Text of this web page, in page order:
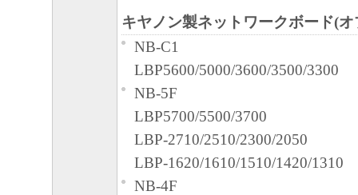
契約期間
本契約書は、お客様が、『同意』
キヤノン製ネットワークボード(
NB-C1
LBP5600/5000/3600/3500/3300
NB-5F
LBP5700/5500/3700
LBP-2710/2510/2300/2050
LBP-1620/1610/1510/1420/1310
NB-4F